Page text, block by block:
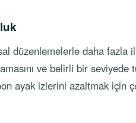
düzenlemelerle daha fazla
ve belirli bir seviyede
ayak izlerini azaltmak için